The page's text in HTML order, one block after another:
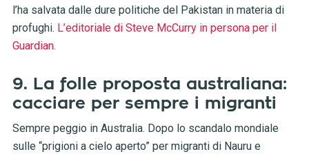
l’ha salvata dalle dure politiche del Pakistan in materia di
profughi. L’editoriale di Steve McCurry in persona per il
Guardian.
9. La folle proposta australiana:
cacciare per sempre i migranti
Sempre peggio in Australia. Dopo lo scandalo mondiale
sulle “prigioni a cielo aperto” per migranti di Nauru e